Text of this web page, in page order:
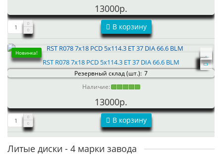
13000р.
В корзину
Новинка!
RST R078 7x18 PCD 5x114.3 ET 37 DIA 66.6 BLM
Резервный склад (шт.): 7
Наличие:
13000р.
В корзину
Литые диски - 4 марки завода